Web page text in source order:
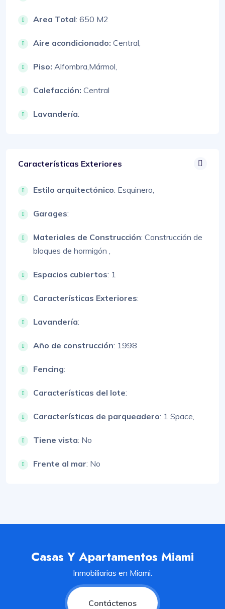
Area Total: 650 M2
Aire acondicionado: Central,
Piso: Alfombra,Mármol,
Calefacción: Central
Lavandería:
Características Exteriores
Estilo arquitectónico: Esquinero,
Garages:
Materiales de Construcción: Construcción de
bloques de hormigón ,
Espacios cubiertos: 1
Características Exteriores:
Lavandería:
Año de construcción: 1998
Fencing:
Características del lote:
Características de parqueadero: 1 Space,
Tiene vista: No
Frente al mar: No
Casas Y Apartamentos Miami
Inmobiliarias en Miami.
Contáctenos